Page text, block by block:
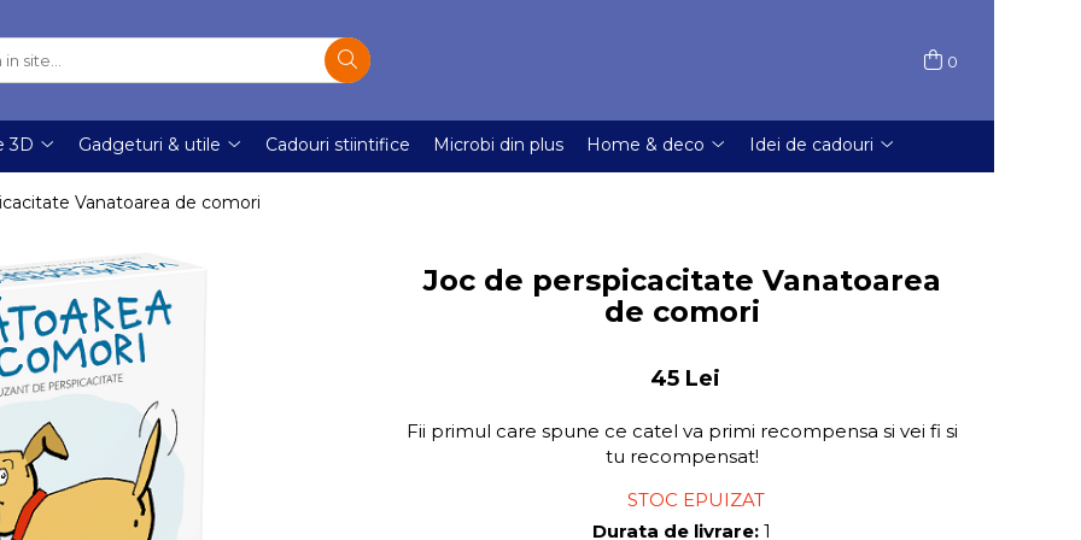
0
3D Gadgeturi & utile Cadouri stiintifice Microbi din plus Home & deco Idei de cadouri
Vanatoarea de comori
Joc de perspicacitate Vanatoarea
de comori
45 Lei
Fii primul care spune ce catel va primi recompensa si vei fi si
tu recompensat!
STOC EPUIZAT
Durata de livrare: 1